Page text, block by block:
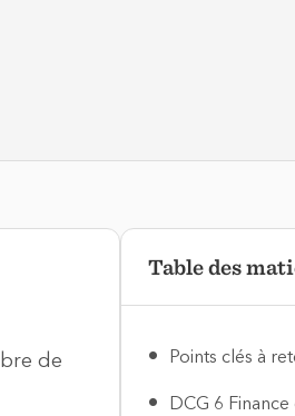
de
Table des
Points clés à
DCG 6